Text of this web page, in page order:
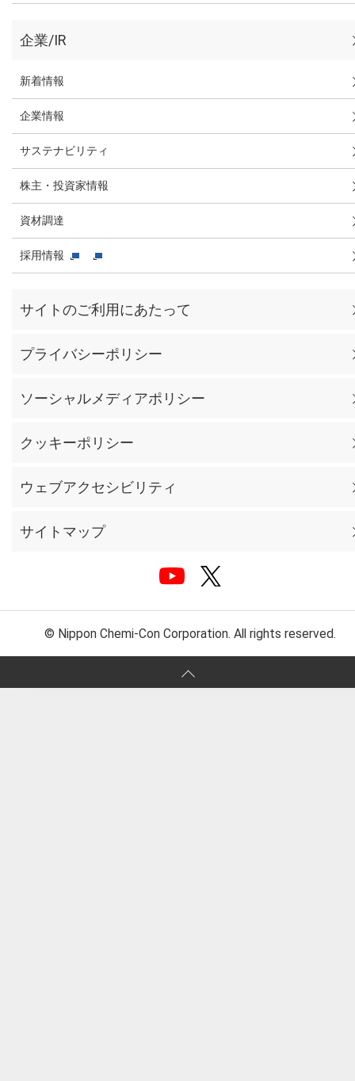
企業/IR
新着情報
企業情報
サステナビリティ
株主・投資家情報
資材調達
採用情報
サイトのご利用にあたって
プライバシーポリシー
ソーシャルメディアポリシー
クッキーポリシー
ウェブアクセシビリティ
サイトマップ
© Nippon Chemi-Con Corporation. All rights reserved.